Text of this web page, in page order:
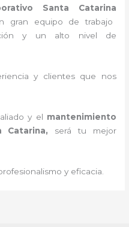
Santa Catarina
gran equipo de trabajo
y un alto nivel de
y clientes que nos
y el mantenimiento
Catarina, será tu mejor
y eficacia.